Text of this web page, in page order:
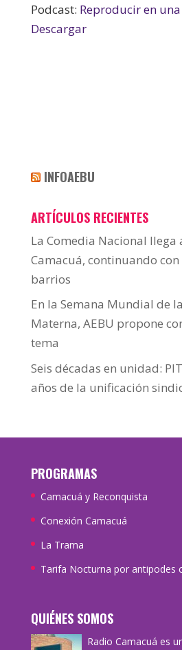
Podcast: Reproducir en
Descargar
INFOAEBU
ARTÍCULOS RECIENTES
La Comedia Nacional llega
Camacuá, continuando
barrios
En la Semana Mundial de
Materna, AEBU propone
tema
Seis décadas en unidad:
años de la unificación
PROGRAMAS
Camacuá y Reconquista
Conexión Camacuá
La Trama
Tarifa Nocturna por antipodes
QUIÉNES SOMOS
Radio Camacuá es